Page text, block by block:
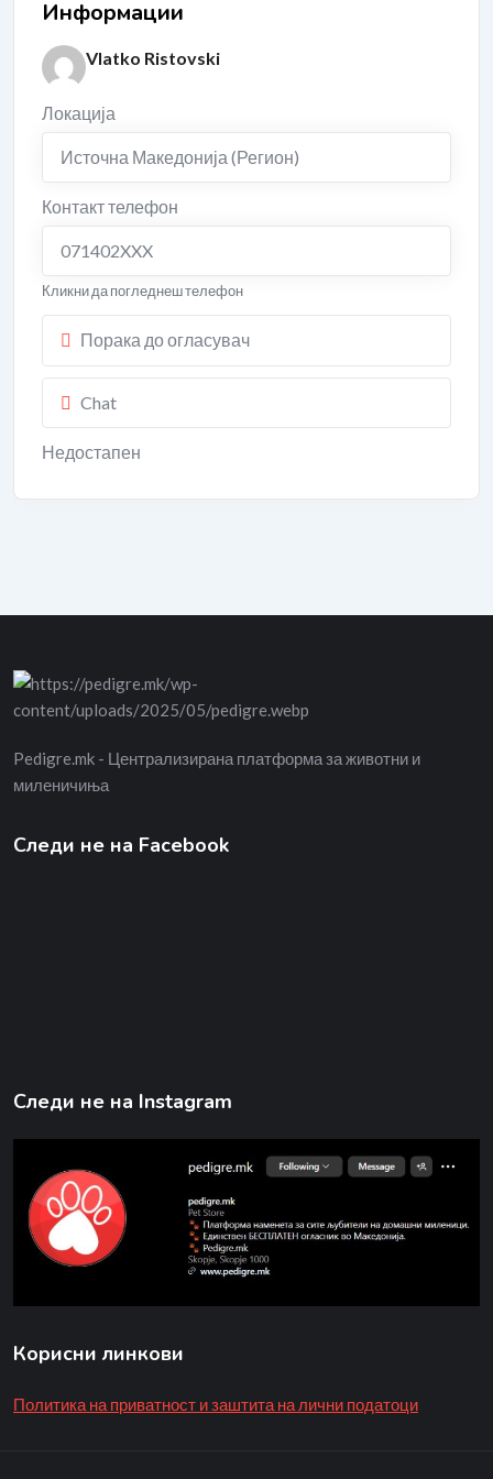
Информации
Vlatko Ristovski
Локација
Источна Македонија (Регион)
Контакт телефон
071402XXX
Кликни да погледнеш телефон
Порака до огласувач
Chat
Недостапен
Pedigre.mk - Централизирана платформа за животни и
миленичиња
Следи не на Facebook
Следи не на Instagram
Корисни линкови
Политика на приватност и заштита на лични податоци